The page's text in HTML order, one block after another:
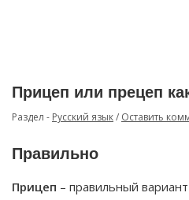
Прицеп или прецеп
Раздел - Русский язык/ Оставить
Правильно
Прицеп – правильный